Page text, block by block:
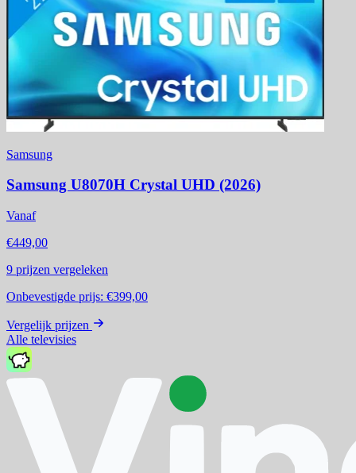
Samsung
Samsung U8070H Crystal UHD (2026)
Vanaf
€449,00
9 prijzen vergeleken
Onbevestigde prijs: €399,00
Vergelijk prijzen
Alle televisies